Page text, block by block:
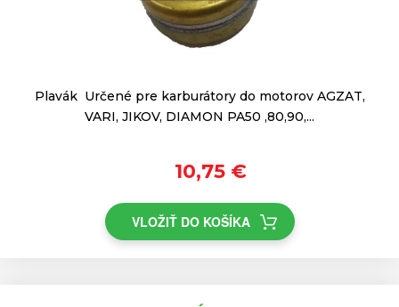
Plavák Určené pre karburátory do motorov AGZAT,
VARI, JIKOV, DIAMON PA50 ,80,90,...
10,75 €
VLOŽIŤ DO KOŠÍKA